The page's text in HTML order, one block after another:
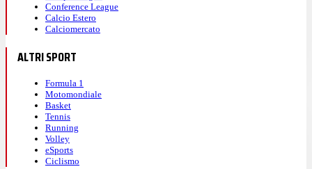
Hamilton è ottavo, mentre Norris è addirittura
eliminazione
16:42
Antonelli è secondo!
Conference League
Calcio Estero
Calciomercato
ALTRI SPORT
Formula 1
Motomondiale
Basket
Tennis
Running
Volley
eSports
Ciclismo